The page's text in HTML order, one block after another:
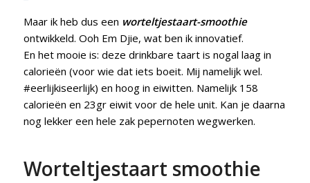
Maar ik heb dus een worteltjestaart-smoothie
ontwikkeld. Ooh Em Djie, wat ben ik innovatief.
En het mooie is: deze drinkbare taart is nogal laag in
calorieën (voor wie dat iets boeit. Mij namelijk wel.
#eerlijkiseerlijk) en hoog in eiwitten. Namelijk 158
calorieën en 23gr eiwit voor de hele unit. Kan je daarna
nog lekker een hele zak pepernoten wegwerken.
Worteltjestaart smoothie